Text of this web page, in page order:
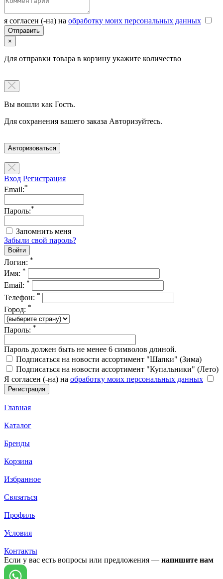
я согласен (-на) на обработку моих персональных данных
×
Для отправки товара в корзину укажите количество
Вы вошли как Гость.
Для сохранения вашего заказа Авторизуйтесь.
Авторизоваться
Вход Регистрация
Email:*
Пароль:*
Запомнить меня
Забыли свой пароль?
Логин: *
Имя: *
Email: *
Телефон: *
Город: *
Пароль: *
Пароль должен быть не менее 6 символов длиной.
Подписаться на новости ассортимент "Шапки" (Зима)
Подписаться на новости ассортимент "Купальники" (Лето)
Я согласен (-на) на обработку моих персональных данных
Главная
Каталог
Бренды
Корзина
Избранное
Связаться
Профиль
Условия
Контакты
Если у вас есть вопросы или предложения — напишите нам